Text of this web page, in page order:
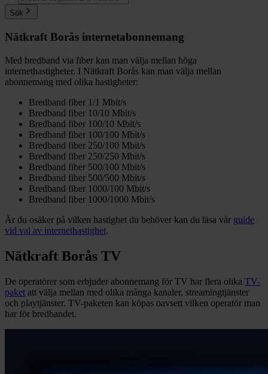
Sök
Nätkraft Borås internetabonnemang
Med bredband via fiber kan man välja mellan höga
internethastigheter. I Nätkraft Borås kan man välja mellan
abonnemang med olika hastigheter:
Bredband fiber 1/1 Mbit/s
Bredband fiber 10/10 Mbit/s
Bredband fiber 100/10 Mbit/s
Bredband fiber 100/100 Mbit/s
Bredband fiber 250/100 Mbit/s
Bredband fiber 250/250 Mbit/s
Bredband fiber 500/100 Mbit/s
Bredband fiber 500/500 Mbit/s
Bredband fiber 1000/100 Mbit/s
Bredband fiber 1000/1000 Mbit/s
Är du osäker på vilken hastighet du behöver kan du läsa vår guide
vid val av internethastighet.
Nätkraft Borås TV
De operatörer som erbjuder abonnemang för TV har flera olika TV-
paket att välja mellan med olika många kanaler, streamingtjänster
och playtjänster. TV-paketen kan köpas oavsett vilken operatör man
har för bredbandet.